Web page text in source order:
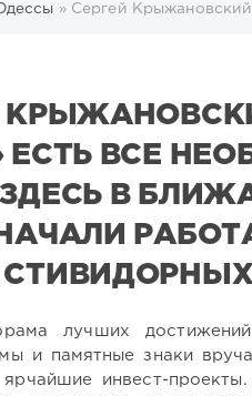
» Сергей Крыжановский: у ГП
ЕСТЬ ВСЕ
В
лучших
и памятные знаки
инвест-